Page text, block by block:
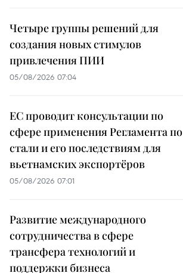
Четыре группы решений для
создания новых стимулов
привлечения ПИИ
05/08/2026 07:04
ЕС проводит консультации по
сфере применения Регламента по
стали и его последствиям для
вьетнамских экспортёров
05/08/2026 07:01
Развитие международного
сотрудничества в сфере
трансфера технологий и
поддержки бизнеса